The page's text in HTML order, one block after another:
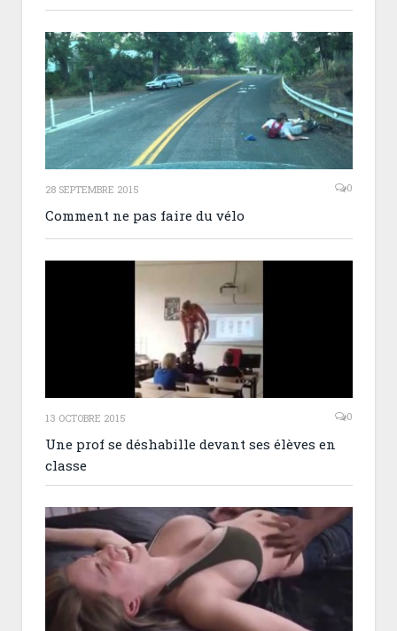
28 SEPTEMBRE 2015 0
Comment ne pas faire du vélo
13 OCTOBRE 2015 0
Une prof se déshabille devant ses élèves en
classe